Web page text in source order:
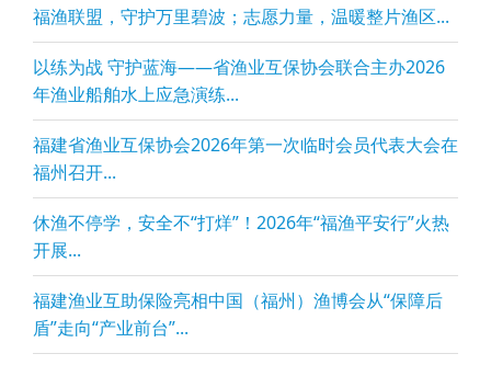
福渔联盟，守护万里碧波；志愿力量，温暖整片渔区...
以练为战 守护蓝海——省渔业互保协会联合主办2026
年渔业船舶水上应急演练...
福建省渔业互保协会2026年第一次临时会员代表大会在
福州召开...
休渔不停学，安全不“打烊”！2026年“福渔平安行”火热
开展...
福建渔业互助保险亮相中国（福州）渔博会从“保障后
盾”走向“产业前台”...